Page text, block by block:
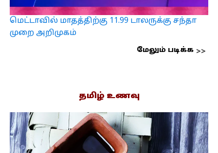
மெட்டாவில் மாதத்திற்கு 11.99 டாலருக்கு சந்தா
முறை அறிமுகம்
மேலும் படிக்க
தமிழ் உணவு